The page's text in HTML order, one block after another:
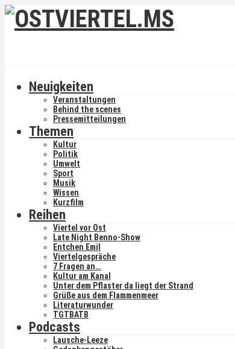
Neuigkeiten
Veranstaltungen
Behind the scenes
Pressemitteilungen
Themen
Kultur
Politik
Umwelt
Sport
Musik
Wissen
Kurzfilm
Reihen
Viertel vor Ost
Late Night Benno-Show
Entchen Emil
Viertelgespräche
7 Fragen an…
Kultur am Kanal
Unter dem Pflaster da liegt der Strand
Grüße aus dem Flammenmeer
Literaturwunder
TGTBATB
Podcasts
Lausche-Leeze